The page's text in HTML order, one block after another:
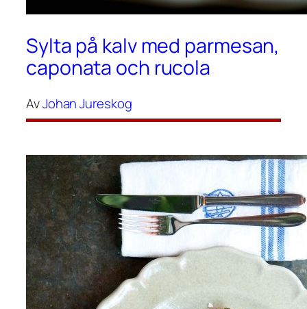
Sylta på kalv med parmesan,
caponata och rucola
AvJohan Jureskog